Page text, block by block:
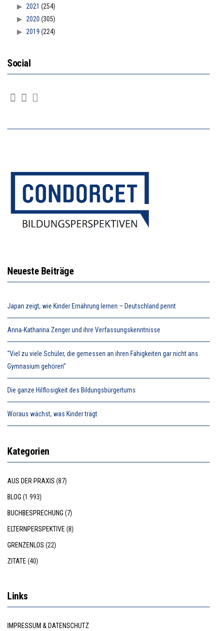
2021 (254)
2020 (305)
2019 (224)
Social
Neueste Beiträge
Japan zeigt, wie Kinder Ernährung lernen – Deutschland pennt
Anna-Katharina Zenger und ihre Verfassungskenntnisse
“Viel zu viele Schüler, die gemessen an ihren Fähigkeiten gar nicht ans
Gymnasium gehören”
Die ganze Hilflosigkeit des Bildungsbürgertums
Woraus wächst, was Kinder trägt
Kategorien
AUS DER PRAXIS (87)
BLOG (1.993)
BUCHBESPRECHUNG (7)
ELTERNPERSPEKTIVE(8)
GRENZENLOS (22)
ZITATE(40)
Links
IMPRESSUM & DATENSCHUTZ